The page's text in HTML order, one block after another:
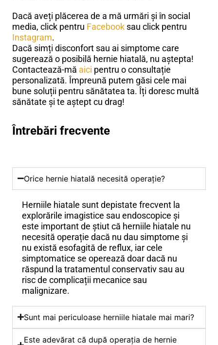
Dacă aveți plăcerea de a mă urmări și în social
media, click pentru Facebook sau click pentru
Instagram.
Dacă simți disconfort sau ai simptome care
sugerează o posibilă hernie hiatală, nu aștepta!
Contactează-mă aici pentru o consultație
personalizată. Împreună putem găsi cele mai
bune soluții pentru sănătatea ta. Îți doresc multă
sănătate și te aștept cu drag!
Întrebări frecvente
Orice hernie hiatală necesită operație?
Herniile hiatale sunt depistate frecvent la
explorările imagistice sau endoscopice și
este important de știut că herniile hiatale nu
necesită operație dacă nu dau simptome și
nu există esofagită de reflux, iar cele
simptomatice se operează doar dacă nu
răspund la tratamentul conservativ sau au
risc de complicații mecanice sau
malignizare.
Sunt mai periculoase herniile hiatale mai mari?
Este adevărat că după operația de hernie